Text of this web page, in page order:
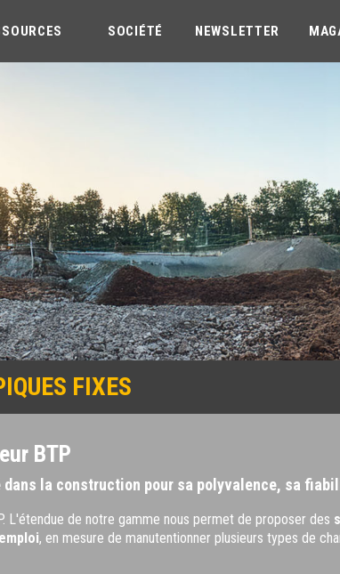
NEWSLETTER
SOCIÉTÉ
FIXES
BTP
la construction pour sa polyvalence, sa
L'étendue de notre gamme nous permet de proposer des
, en mesure de manutentionner plusieurs types de